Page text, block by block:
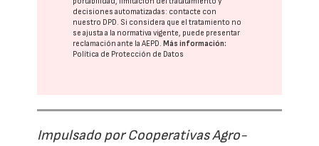
decisiones automatizadas: contacte con
nuestro DPD. Si considera que el tratamiento no
se ajusta a la normativa vigente, puede presentar
reclamación ante laAEPD. Más información:
Política de Protección de Datos
Impulsado por Cooperativas Agro-